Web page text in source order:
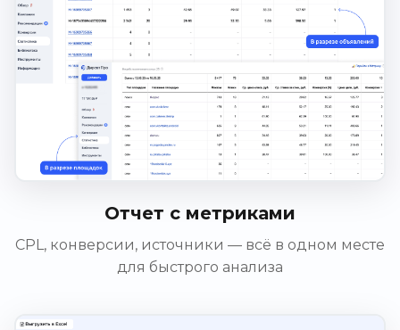
Отчет с метриками
CPL, конверсии, источники — всё в одном месте
для быстрого анализа